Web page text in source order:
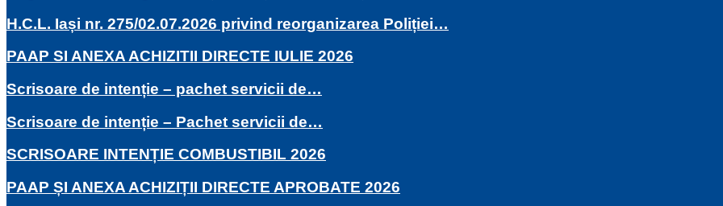
H.C.L. Iași nr. 275/02.07.2026 privind reorganizarea Poliției…
PAAP SI ANEXA ACHIZITII DIRECTE IULIE 2026
Scrisoare de intenție – pachet servicii de…
Scrisoare de intenție – Pachet servicii de…
SCRISOARE INTENȚIE COMBUSTIBIL 2026
PAAP ȘI ANEXA ACHIZIȚII DIRECTE APROBATE 2026